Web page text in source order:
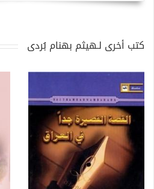
كتب أخرى لـهيثم بهنام بُردى